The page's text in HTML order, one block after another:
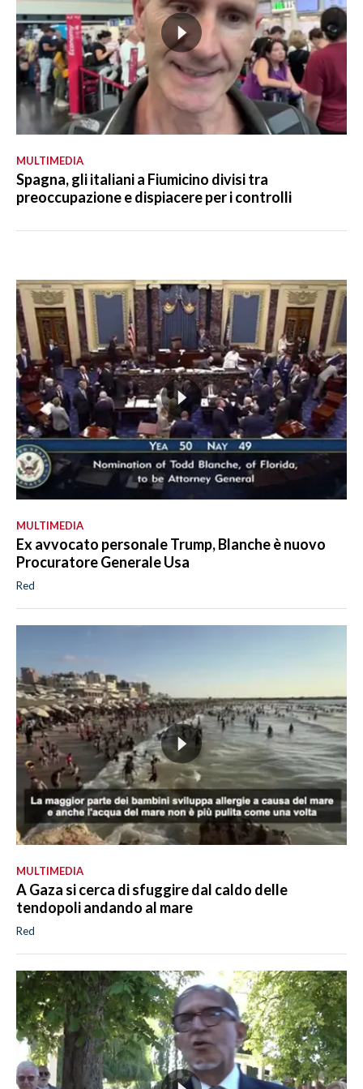
MULTIMEDIA
Spagna, gli italiani a Fiumicino divisi tra
preoccupazione e dispiacere per i controlli
MULTIMEDIA
Ex avvocato personale Trump, Blanche è nuovo
Procuratore Generale Usa
Red
MULTIMEDIA
A Gaza si cerca di sfuggire dal caldo delle
tendopoli andando al mare
Red